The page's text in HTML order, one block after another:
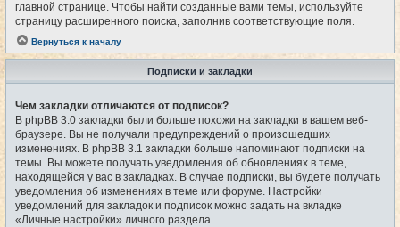
главной странице. Чтобы найти созданные вами темы, используйте
страницу расширенного поиска, заполнив соответствующие поля.
Вернуться к началу
Подписки и закладки
Чем закладки отличаются от подписок?
В phpBB 3.0 закладки были больше похожи на закладки в вашем веб-
браузере. Вы не получали предупреждений о произошедших
изменениях. В phpBB 3.1 закладки больше напоминают подписки на
темы. Вы можете получать уведомления об обновлениях в теме,
находящейся у вас в закладках. В случае подписки, вы будете получать
уведомления об изменениях в теме или форуме. Настройки
уведомлений для закладок и подписок можно задать на вкладке
«Личные настройки» личного раздела.